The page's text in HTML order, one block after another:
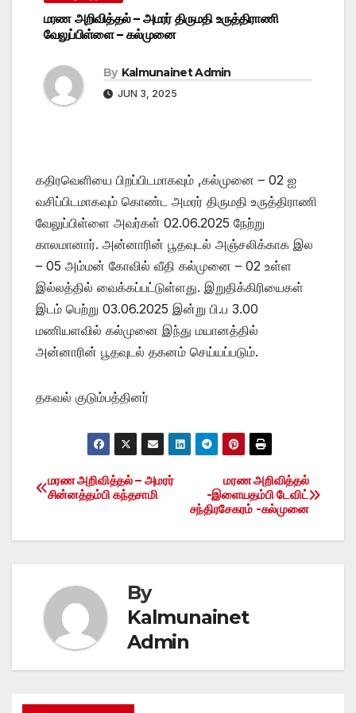
மரண அறிவித்தல் – அமரர் திருமதி உருத்திராணி
வேலுப்பிள்ளை – கல்முனை
By Kalmunainet Admin
JUN 3, 2025
கதிரவெளியை பிறப்பிடமாகவும் ,கல்முனை – 02 ஐ
வசிப்பிடமாகவும் கொண்ட அமரர் திருமதி உருத்திராணி
வேலுப்பிள்ளை அவர்கள் 02.06.2025 நேற்று
காலமானார். அன்னாரின் பூதவுடல் அஞ்சலிக்காக இல
– 05 அம்மன் கோவில் வீதி கல்முனை – 02 உள்ள
இல்லத்தில் வைக்கப்பட்டுள்ளது. இறுதிக்கிரியைகள்
இடம் பெற்று 03.06.2025 இன்று பி.ப 3.00
மணியளவில் கல்முனை இந்து மயானத்தில்
அன்னாரின் பூதவுடல் தகனம் செய்யப்படும்.
தகவல் குடும்பத்தினர்
Post
மரண அறிவித்தல்
-இளையதம்பி டேவிட்
சந்திரசேகரம் -கல்முனை
மரண அறிவித்தல் – அமரர்
சின்னத்தம்பி கந்தசாமி
By
Kalmunainet
Admin